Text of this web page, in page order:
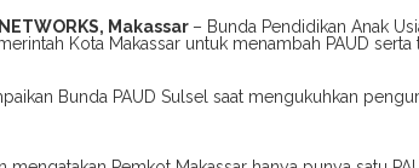
Makassar – Bunda Pendidikan Anak
Kota Makassar untuk menambah PAUD serta
Bunda PAUD Sulsel saat mengukuhkan